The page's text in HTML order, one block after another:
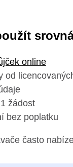
online
od
žádost
bez poplatku
často